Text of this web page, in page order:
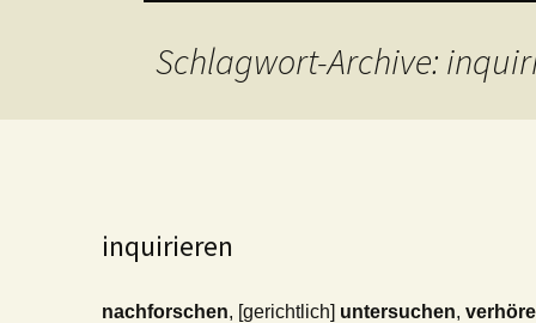
Schlagwort-Archive:
inquirieren
nachforschen, [gerichtlich] untersuchen,